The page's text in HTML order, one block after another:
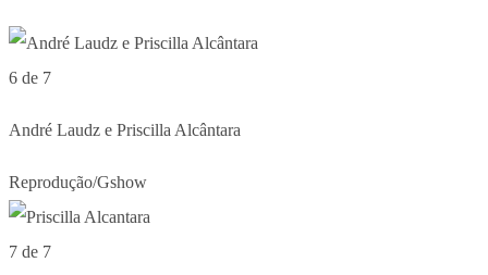
6 de 7
André Laudz e Priscilla Alcântara
Reprodução/Gshow
7 de 7